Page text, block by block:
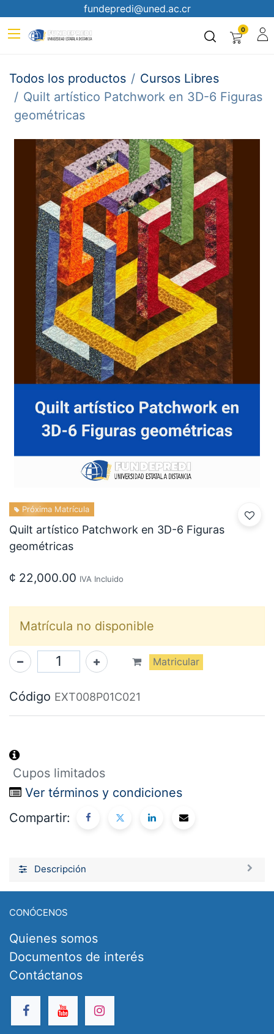
fundepredi@uned.ac.cr
0
Todos los productos
Cursos Libres
Quilt artístico Patchwork en 3D-6 Figuras
geométricas
Próxima Matrícula
Quilt artístico Patchwork en 3D-6 Figuras
geométricas
¢ 22,000.00 IVA Incluido
Matrícula no disponible
Matricular
Código EXT008P01C021
Cupos limitados
Ver términos y condiciones
Compartir:
Descripción
CONÓCENOS
Quienes somos
Documentos de interés
Contáctanos